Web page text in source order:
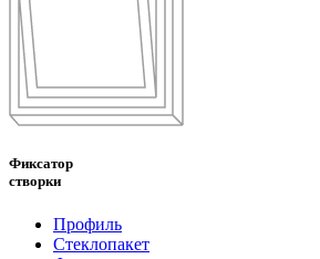
Фиксатор
створки
Профиль
Стеклопакет